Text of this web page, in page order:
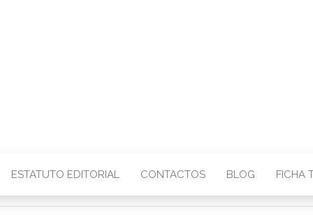
ESTATUTO EDITORIAL CONTACTOS BLOG FICHA